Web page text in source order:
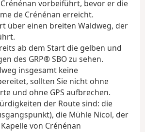
vorbeiführt, bevor er die
de Crénénan erreicht.
über einen breiten Waldweg, der
ab dem Start die gelben und
des GRP® SBO zu sehen.
insgesamt keine
sollten Sie nicht ohne
und ohne GPS aufbrechen.
der Route sind: die
die Mühle Nicol, der
von Crénénan